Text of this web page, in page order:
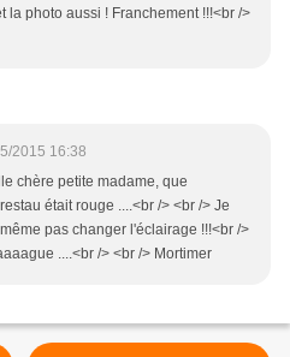
la photo aussi ! Franchement !!!<br />
2015 16:38
chère petite madame, que
était rouge ....<br /> <br /> Je
pas changer l'éclairage !!!<br />
....<br /> <br /> Mortimer